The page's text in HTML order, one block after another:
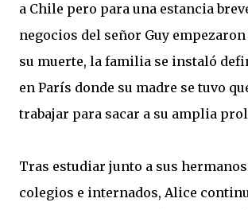
a Chile pero para una estancia
negocios del señor Guy
su muerte, la familia se instaló
en París donde su madre se tuvo
trabajar para sacar a su amplia
Tras estudiar junto a sus
colegios e internados, Alice